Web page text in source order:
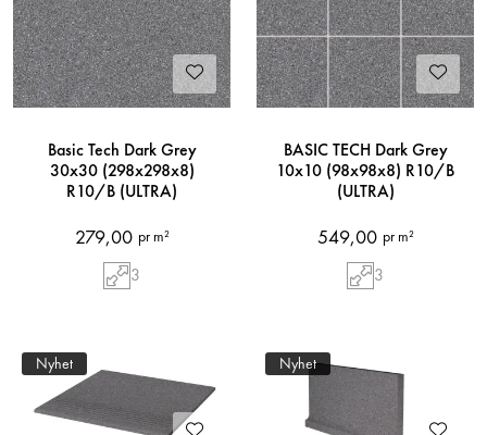
Basic Tech Dark Grey
30x30 (298x298x8)
R10/B (ULTRA)
279,00 pr m²
3
BASIC TECH Dark Grey
10x10 (98x98x8) R10/B
(ULTRA)
549,00 pr m²
3
Nyhet Nyhet